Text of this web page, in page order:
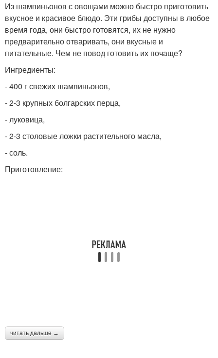
Из шампиньонов с овощами можно быстро приготовить
вкусное и красивое блюдо. Эти грибы доступны в любое
время года, они быстро готовятся, их не нужно
предварительно отваривать, они вкусные и
питательные. Чем не повод готовить их почаще?
Ингредиенты:
- 400 г свежих шампиньонов,
- 2-3 крупных болгарских перца,
- луковица,
- 2-3 столовые ложки растительного масла,
- соль.
Приготовление:
читать дальше →